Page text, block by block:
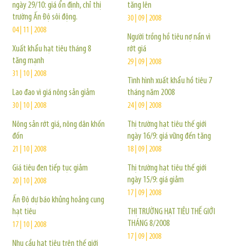
ngày 29/10: giá ổn định, chỉ thị
trường Ấn Độ sôi động.
04 | 11 | 2008
Xuất khẩu hạt tiêu tháng 8
tăng mạnh
31 | 10 | 2008
Lao đao vì giá nông sản giảm
30 | 10 | 2008
Nông sản rớt giá, nông dân khốn
đốn
21 | 10 | 2008
Giá tiêu đen tiếp tục giảm
20 | 10 | 2008
Ấn Độ dự báo khủng hoảng cung
hạt tiêu
17 | 10 | 2008
Nhu cầu hạt tiêu trên thế giới
tăng lên
30 | 09 | 2008
Người trồng hồ tiêu nợ nần vì
rớt giá
29 | 09 | 2008
Tình hình xuất khẩu hồ tiêu 7
tháng năm 2008
24 | 09 | 2008
Thị trường hạt tiêu thế giới
ngày 16/9: giá vững đến tăng
18 | 09 | 2008
Thị trường hạt tiêu thế giới
ngày 15/9: giá giảm
17 | 09 | 2008
THỊ TRƯỜNG HẠT TIÊU THẾ GIỚI
THÁNG 8/2008
17 | 09 | 2008